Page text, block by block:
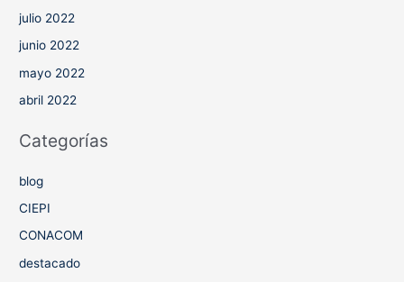
julio 2022
junio 2022
mayo 2022
abril 2022
Categorías
blog
CIEPI
CONACOM
destacado